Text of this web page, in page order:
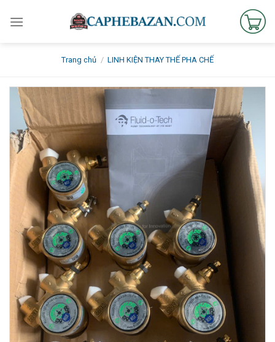
Trang chủ / LINH KIỆN THAY THẾ PHA CHẾ